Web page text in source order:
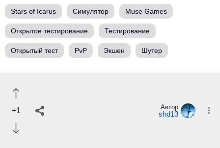
Stars of Icarus Симулятор Muse Games
Открытое тестирование Тестирование
Открытый тест PvP Экшен Шутер
+1 Автор
shd13